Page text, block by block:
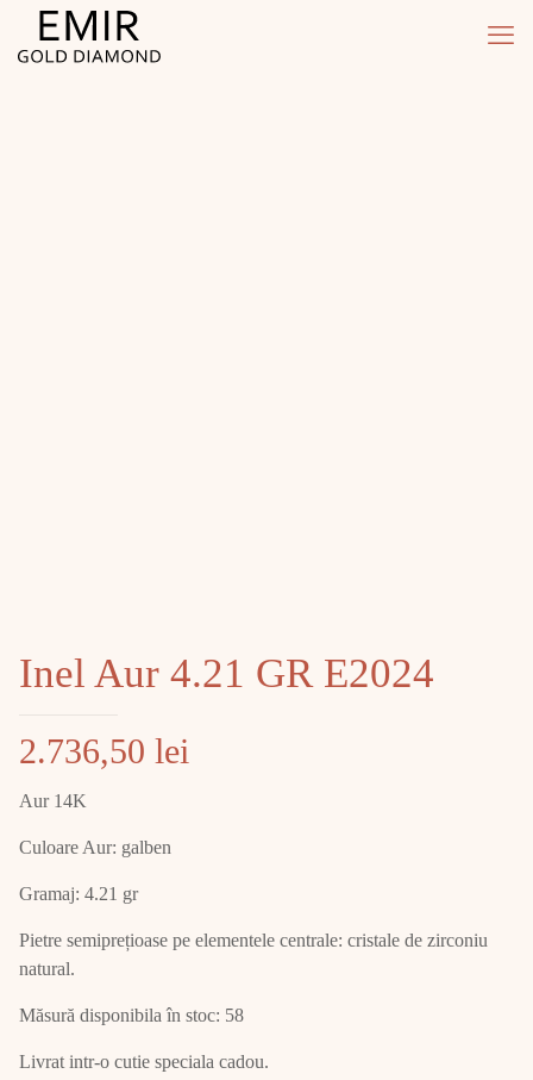
Inel Aur 4.21 GR E2024
2.736,50 lei
Aur 14K
Culoare Aur: galben
Gramaj: 4.21 gr
Pietre semiprețioase pe elementele centrale: cristale de zirconiu
natural.
Măsură disponibila în stoc: 58
Livrat intr-o cutie speciala cadou.